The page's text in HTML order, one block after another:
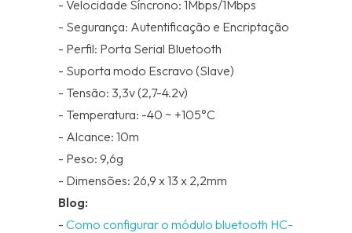
- Velocidade Síncrono: 1Mbps/1Mbps
- Segurança: Autentificação e Encriptação
- Perfil: Porta Serial Bluetooth
- Suporta modo Escravo (Slave)
- Tensão: 3,3v (2,7-4.2v)
- Temperatura: -40 ~ +105°C
- Alcance: 10m
- Peso: 9,6g
- Dimensões: 26,9 x 13 x 2,2mm
Blog:
- Como configurar o módulo bluetooth HC-